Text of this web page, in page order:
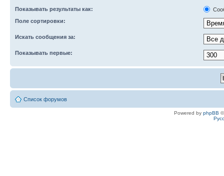
Показывать результаты как:
Поле сортировки:
Искать сообщения за:
Показывать первые:
Список форумов
Powered by phpBB